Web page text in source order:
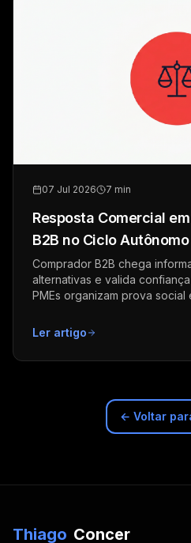
07 Jul 2026 7 min
Resposta Comercial
B2B no Ciclo Autônomo
Comprador B2B chega
alternativas e valida
PMEs organizam prova
Ler artigo
← Voltar
Thiago Concer